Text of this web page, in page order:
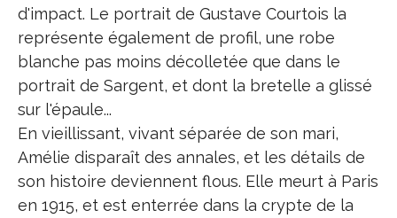
d'impact. Le portrait de Gustave Courtois la
représente également de profil, une robe
blanche pas moins décolletée que dans le
portrait de Sargent, et dont la bretelle a glissé
sur l'épaule...
En vieillissant, vivant séparée de son mari,
Amélie disparaît des annales, et les détails de
son histoire deviennent flous. Elle meurt à Paris
en 1915, et est enterrée dans la crypte de la